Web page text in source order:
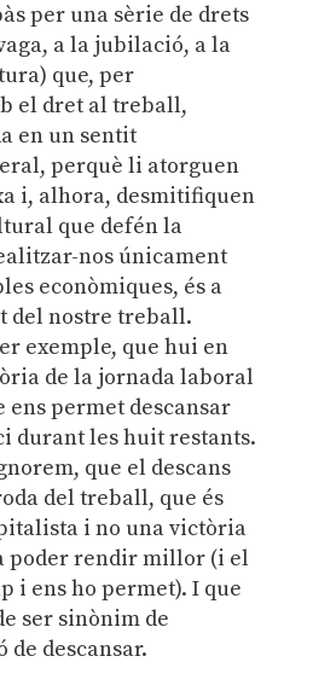
per una sèrie de drets
a la jubilació, a la
que, per
el dret al treball,
en un sentit
perquè li atorguen
i, alhora, desmitifiquen
que defén la
nos únicament
econòmiques, és a
del nostre treball.
exemple, que hui en
de la jornada laboral
ens permet descansar
durant les huit restants.
que el descans
del treball, que és
i no una victòria
poder rendir millor (i el
i ens ho permet). I que
ser sinònim de
de descansar.